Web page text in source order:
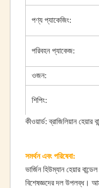
পণ্য প্যাকেজিং:
পরিবহন প্যাকেজ:
ওজন:
শিপিং:
কীওয়ার্ড: ব্রাজিলিয়ান হেয়ার
সমর্থন এবং পরিষেবা:
ভার্জিন হিউম্যান হেয়ার
বিশেষজ্ঞদের দল উপলব্ধ।